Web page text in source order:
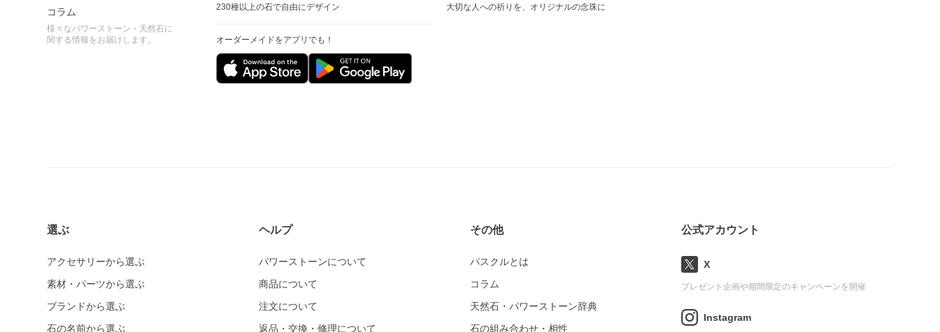
コラム
様々なパワーストーン・天然石に
関する情報をお届けします。
230種以上の石で自由にデザイン
オーダーメイドをアプリでも！
大切な人への祈りを、オリジナルの念珠に
選ぶ
アクセサリーから選ぶ
素材・パーツから選ぶ
ブランドから選ぶ
石の名前から選ぶ
ヘルプ
パワーストーンについて
商品について
注文について
返品・交換・修理について
その他
パスクルとは
コラム
天然石・パワーストーン辞典
石の組み合わせ・相性
公式アカウント
X
プレゼント企画や期間限定のキャンペーンを開催
Instagram